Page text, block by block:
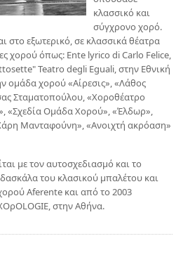
κλασσικό και
σύγχρονο χορό.
στο εξωτερικό, σε κλασσικά θέατρα
χορού όπως: Ente lyrico di Carlo Felice,
Teatro degli Eguali, στην Εθνική
ομάδα χορού «Αίρεσις», «Λάθος
Σταματοπούλου, «Χοροθέατρο
«Σχεδία Ομάδα Χορού», «Έλδωρ»,
Μανταφούνη», «Ανοιχτή ακρόαση»
με τον αυτοσχεδιασμό και το
του κλασικού μπαλέτου και
Aferente και από το 2003
στην Αθήνα.